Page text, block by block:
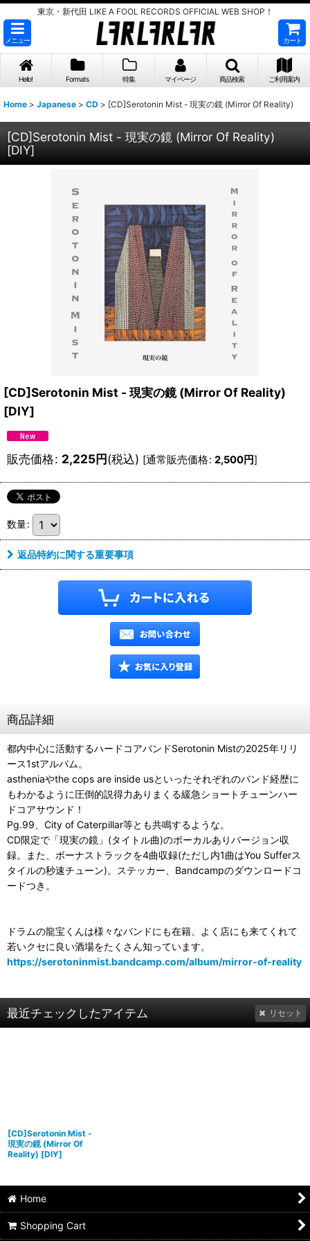
東京・新代田 LIKE A FOOL RECORDS OFFICIAL WEB SHOP！
メニュー カート
Hello! Formats 特集 マイページ 商品検索 ご利用案内
Home > Japanese > CD > [CD]Serotonin Mist - 現実の鏡 (Mirror Of Reality)
[CD]Serotonin Mist - 現実の鏡 (Mirror Of Reality)
[DIY]
[CD]Serotonin Mist - 現実の鏡 (Mirror Of Reality)
[DIY]
販売価格: 2,225円(税込) [通常販売価格: 2,500円]
数量:
返品特約に関する重要事項
商品詳細
都内中心に活動するハードコアバンドSerotonin Mistの2025年リリ
ース1stアルバム。
astheniaやthe cops are inside usといったそれぞれのバンド経歴に
もわかるように圧倒的説得力ありまくる緩急ショートチューンハー
ドコアサウンド！
Pg.99、City of Caterpillar等とも共鳴するような。
CD限定で「現実の鏡」(タイトル曲)のボーカルありバージョン収
録。また、ボーナストラックを4曲収録(ただし内1曲はYou Sufferス
タイルの秒速チューン)。ステッカー、Bandcampのダウンロードコ
ードつき。
ドラムの龍宝くんは様々なバンドにも在籍、よく店にも来てくれて
若いクセに良い酒場をたくさん知っています。
https://serotoninmist.bandcamp.com/album/mirror-of-reality
最近チェックしたアイテム リセット
[CD]Serotonin Mist -
現実の鏡 (Mirror Of
Reality) [DIY]
Home
Shopping Cart